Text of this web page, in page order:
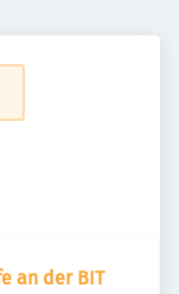
an der BIT